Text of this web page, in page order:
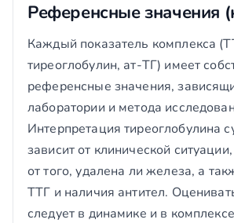
Референсные значения
Каждый показатель комплекса
тиреоглобулин, ат-ТГ) имеет
референсные значения,
лаборатории и метода
Интерпретация тиреоглобулина
зависит от клинической
от того, удалена ли железа, а
ТТГ и наличия антител.
следует в динамике и в